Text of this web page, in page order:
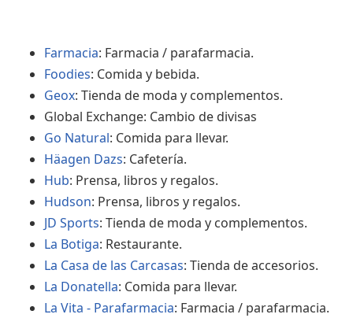
Farmacia: Farmacia / parafarmacia.
Foodies: Comida y bebida.
Geox: Tienda de moda y complementos.
Global Exchange: Cambio de divisas
Go Natural: Comida para llevar.
Häagen Dazs: Cafetería.
Hub: Prensa, libros y regalos.
Hudson: Prensa, libros y regalos.
JD Sports: Tienda de moda y complementos.
La Botiga: Restaurante.
La Casa de las Carcasas: Tienda de accesorios.
La Donatella: Comida para llevar.
La Vita - Parafarmacia: Farmacia / parafarmacia.